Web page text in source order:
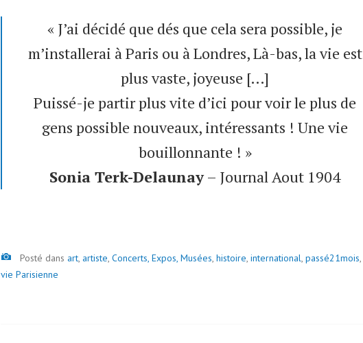
« J’ai décidé que dés que cela sera possible, je
m’installerai à Paris ou à Londres, Là-bas, la vie est
plus vaste, joyeuse […]
Puissé-je partir plus vite d’ici pour voir le plus de
gens possible nouveaux, intéressants ! Une vie
bouillonnante ! »
Sonia Terk-Delaunay– Journal Aout 1904
Image
Posté dans art, artiste, Concerts, Expos, Musées, histoire, international, passé21mois,
vie Parisienne